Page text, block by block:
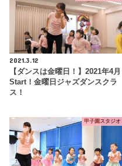
2021.3.12
【ダンスは金曜日！】2021年4月
Start！金曜日ジャズダンスクラ
ス！
甲子園スタジオ